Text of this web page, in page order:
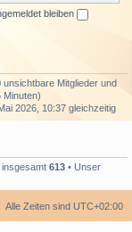
bleiben
unsichtbare Mitglieder und
Minuten)
2026, 10:37 gleichzeitig
insgesamt 613 • Unser
Alle Zeiten sind UTC+02:00